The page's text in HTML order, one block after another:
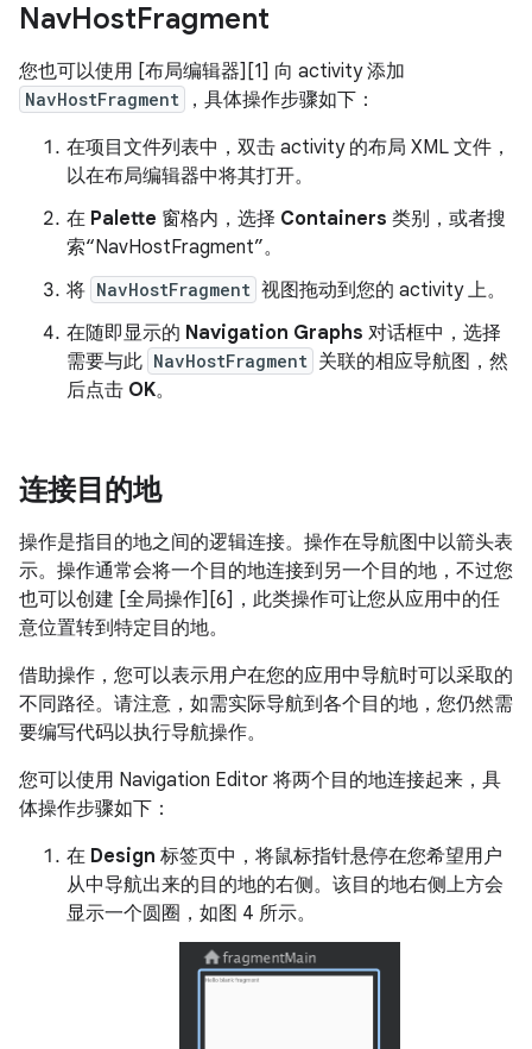
NavHostFragment
您也可以使用 [布局编辑器][1] 向 activity 添加
NavHostFragment
，具体操作步骤如下：
在项目文件列表中，双击 activity 的布局 XML 文件，
以在布局编辑器中将其打开。
在 Palette 窗格内，选择 Containers 类别，或者搜
索“NavHostFragment”。
将 NavHostFragment 视图拖动到您的 activity 上。
在随即显示的 Navigation Graphs 对话框中，选择
需要与此 NavHostFragment 关联的相应导航图，然
后点击 OK。
连接目的地
操作是指目的地之间的逻辑连接。 操作在导航图中以箭头表
示。操作通常会将一个目的地连接到另一个目的地，不过您
也可以创建 [全局操作][6]，此类操作可让您从应用中的任
意位置转到特定目的地。
借助操作，您可以表示用户在您的应用中导航时可以采取的
不同路径。请注意，如需实际导航到各个目的地，您仍然需
要编写代码以执行导航操作。
您可以使用 Navigation Editor 将两个目的地连接起来，具
体操作步骤如下：
在 Design 标签页中，将鼠标指针悬停在您希望用户
从中导航出来的目的地的右侧。该目的地右侧上方会
显示一个圆圈，如图 4 所示。